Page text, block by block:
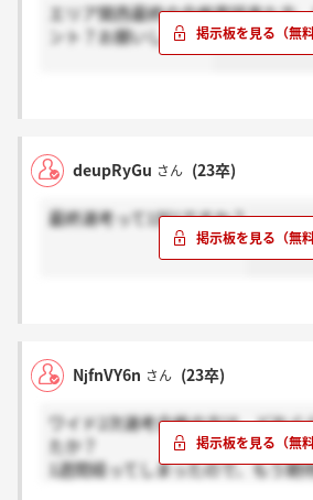
エリア関西最終の合格電話来た方
ント？お願いします。
deupRyGu さん (23卒)
最終選考って1対1ですか？
NjfnVY6n さん (23卒)
ワイド2次選考合格の方は、どれ
たか？
1週間経ってしまったので、もう期